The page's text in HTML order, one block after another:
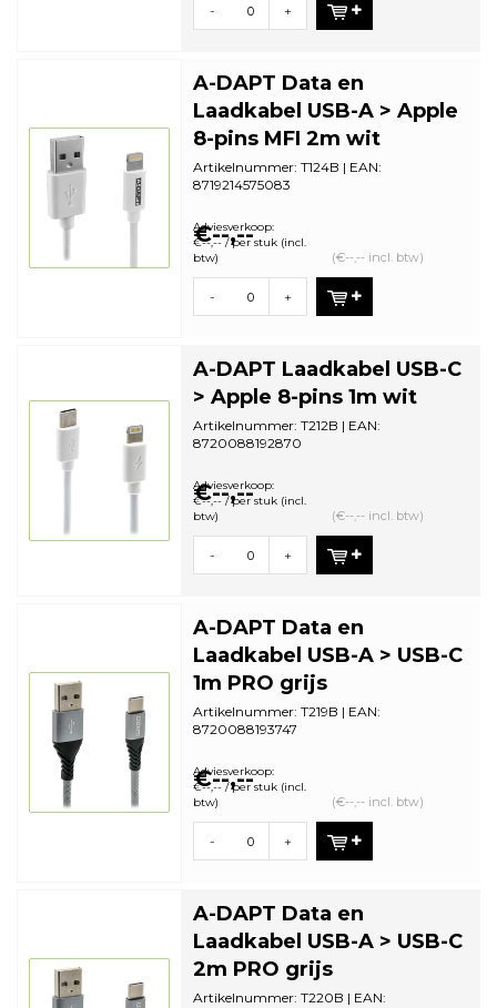
- +
A-DAPT Data en
Laadkabel USB-A > Apple
8-pins MFI 2m wit
Artikelnummer: T124B | EAN:
8719214575083
bestelhoeveelheid: 5
€--,--
Adviesverkoop:
€--,-- / per stuk (incl.
btw)
(€--,-- incl. btw)
- +
A-DAPT Laadkabel USB-C
> Apple 8-pins 1m wit
Artikelnummer: T212B | EAN:
8720088192870
bestelhoeveelheid: 5
€--,--
Adviesverkoop:
€--,-- / per stuk (incl.
btw)
(€--,-- incl. btw)
- +
A-DAPT Data en
Laadkabel USB-A > USB-C
1m PRO grijs
Artikelnummer: T219B | EAN:
8720088193747
bestelhoeveelheid: 5
€--,--
Adviesverkoop:
€--,-- / per stuk (incl.
btw)
(€--,-- incl. btw)
- +
A-DAPT Data en
Laadkabel USB-A > USB-C
2m PRO grijs
Artikelnummer: T220B | EAN: